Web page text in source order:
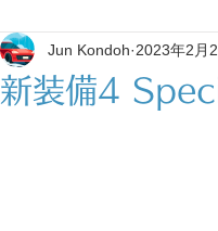
新装備4
Jun Kondoh 2023年2月